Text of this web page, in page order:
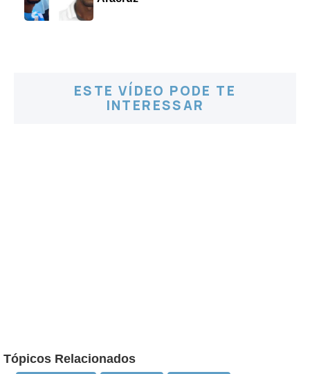
ESTE VÍDEO PODE TE
INTERESSAR
Tópicos Relacionados